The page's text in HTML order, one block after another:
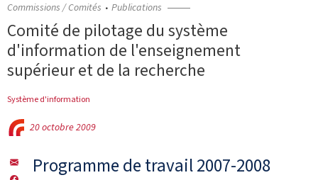
Commissions / Comités Publications
Comité de pilotage du système
d'information de l'enseignement
supérieur et de la recherche
Système d'information
20 octobre 2009
Programme de travail 2007-2008